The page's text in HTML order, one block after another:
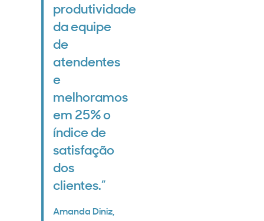
produtividade
da equipe
de
atendentes
e
melhoramos
em 25% o
índice de
satisfação
dos
clientes.”
Amanda Diniz,